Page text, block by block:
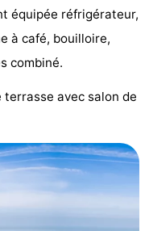
équipée réfrigérateur,
à café, bouilloire,
combiné.
avec salon de